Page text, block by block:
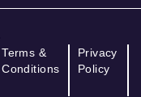
Terms &
Conditions
Privacy
Policy